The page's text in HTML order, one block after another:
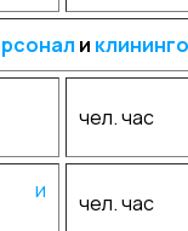
и
чел. час
и
чел. час